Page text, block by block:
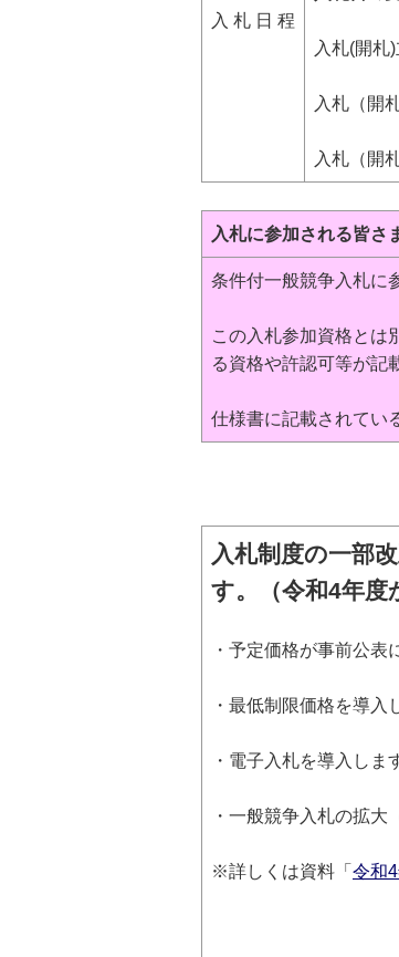
入 札 日 程
入札(開札
入札（開
入札（開
入札に参加される皆さ
条件付一般競争入札に
この入札参加資格とは
る資格や許認可等が記
仕様書に記載されてい
入札制度の一部
す。（令和4年度
・予定価格が事前公表
・最低制限価格を導
・電子入札を導入しま
・一般競争入札の拡大
※詳しくは資料「 令和